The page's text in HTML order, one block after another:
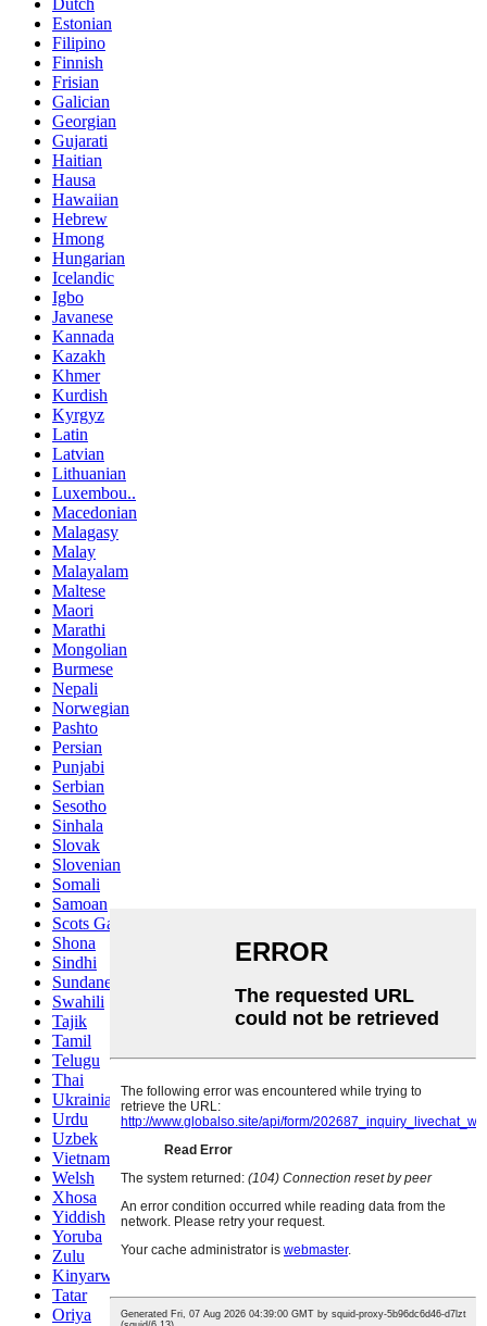
Estonian
Filipino
Finnish
Frisian
Galician
Georgian
Gujarati
Haitian
Hausa
Hawaiian
Hebrew
Hmong
Hungarian
Icelandic
Igbo
Javanese
Kannada
Kazakh
Khmer
Kurdish
Kyrgyz
Latin
Latvian
Lithuanian
Luxembou..
Macedonian
Malagasy
Malay
Malayalam
Maltese
Maori
Marathi
Mongolian
Burmese
Nepali
Norwegian
Pashto
Persian
Punjabi
Serbian
Sesotho
Sinhala
Slovak
Slovenian
Somali
Samoan
Scots Gaelic
Shona
Sindhi
Sundanese
Swahili
Tajik
Tamil
Telugu
Thai
Ukrainian
Urdu
Uzbek
Vietnamese
Welsh
Xhosa
Yiddish
Yoruba
Zulu
Kinyarwanda
Tatar
Oriya